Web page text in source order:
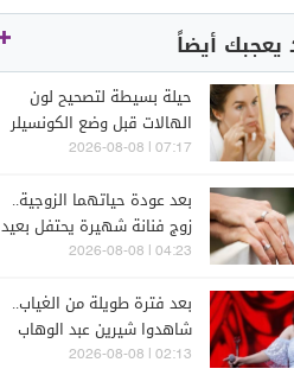
يعجبك أيضاً
حيلة بسيطة لتصحيح لون
الهالات قبل وضع الكونسيلر
07:17 | 2026-08-08
بعد عودة حياتهما الزوجية..
زوج فنانة شهيرة يحتفل بعيد
ميلادها (صور)
04:23 | 2026-08-08
بعد فترة طويلة من الغياب..
شاهدوا شيرين عبد الوهاب
في أول حفل لها في الساحل
02:13 | 2026-08-08